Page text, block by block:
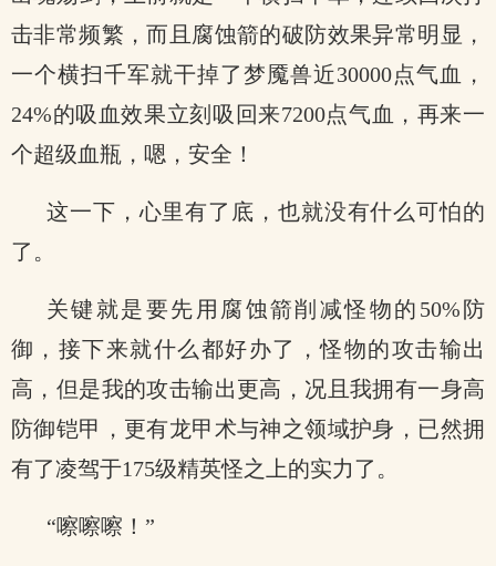
击非常频繁，而且腐蚀箭的破防效果异常明显，
一个横扫千军就干掉了梦魇兽近30000点气血，
24%的吸血效果立刻吸回来7200点气血，再来一
个超级血瓶，嗯，安全！
这一下，心里有了底，也就没有什么可怕的
了。
关键就是要先用腐蚀箭削减怪物的50%防
御，接下来就什么都好办了，怪物的攻击输出
高，但是我的攻击输出更高，况且我拥有一身高
防御铠甲，更有龙甲术与神之领域护身，已然拥
有了凌驾于175级精英怪之上的实力了。
“嚓嚓嚓！”